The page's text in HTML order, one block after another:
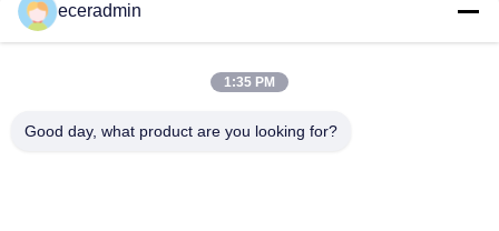
eceradmin
1:35 PM
Good day, what product are you looking for?